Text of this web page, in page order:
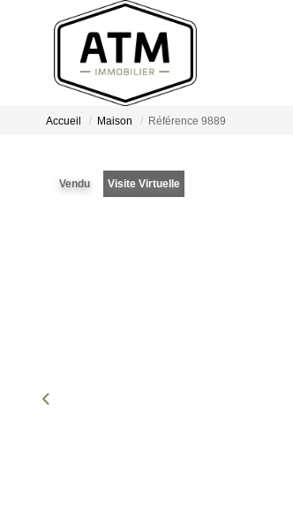
Accueil Maison Référence 9889
Vendu Visite Virtuelle